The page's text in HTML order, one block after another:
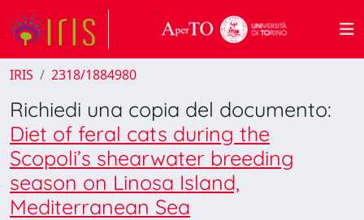
IRIS 2318/1884980
Richiedi una copia del documento:
Diet of feral cats during the
Scopoli’s shearwater breeding
season on Linosa Island,
Mediterranean Sea